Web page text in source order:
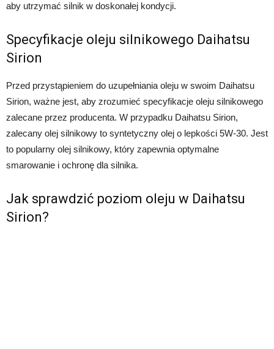
aby utrzymać silnik w doskonałej kondycji.
Specyfikacje oleju silnikowego Daihatsu
Sirion
Przed przystąpieniem do uzupełniania oleju w swoim Daihatsu
Sirion, ważne jest, aby zrozumieć specyfikacje oleju silnikowego
zalecane przez producenta. W przypadku Daihatsu Sirion,
zalecany olej silnikowy to syntetyczny olej o lepkości 5W-30. Jest
to popularny olej silnikowy, który zapewnia optymalne
smarowanie i ochronę dla silnika.
Jak sprawdzić poziom oleju w Daihatsu
Sirion?